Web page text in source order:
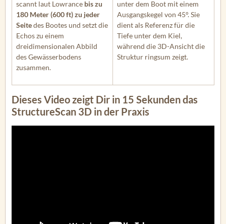
scannt laut Lowrance bis zu
180 Meter (600 ft) zu jeder
Seitedes Bootes und setzt die
Echos zu einem
dreidimensionalen Abbild
des Gewässerbodens
zusammen.
unter dem Boot mit einem
Ausgangskegel von 45°. Sie
dient als Referenz für die
Tiefe unter dem Kiel,
während die 3D-Ansicht die
Struktur ringsum zeigt.
Dieses Video zeigt Dir in 15 Sekunden das
StructureScan 3D in der Praxis